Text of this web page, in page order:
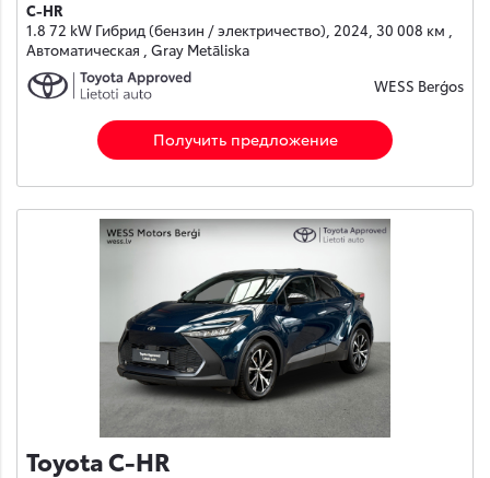
C-HR
1.8 72 kW Гибрид (бензин / электричество), 2024, 30 008 км ,
Автоматическая , Gray Metāliska
WESS Berģos
Получить предложение
Toyota C-HR